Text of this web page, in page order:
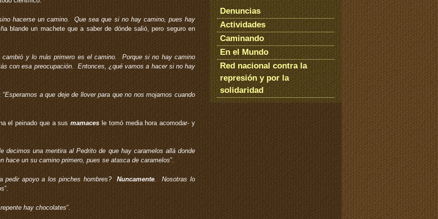
hacerse un camino. Que sea que si no hay camino, pues hay
blande un machete que a saber de dónde salió, pero seguro en
y lo más primero es el camino. Porque si no hay camino
con esa preocupación. Entonces, ¿qué vamos a hacer si no hay
“Esperamos a que deje de llover para que no nos mojamos cuando
el peinado que a susmamacesle tomó media hora acomodar- y
decimos una mentira al Pedrito de que hay caramelos allá donde
hace un su camino primero, pues se atasca de caramelos”.
pedir apoyo a los pinches hombres?Nuncamente. Nosotras lo
”.
hay chocolates”.
Denuncias
Actividades
Caminando
En el Mundo
Red nacional contra la
represión y por la
solidaridad